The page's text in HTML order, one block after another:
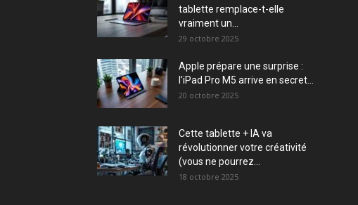
tablette remplace-t-elle
vraiment un...
29 octobre 2025
Apple prépare une surprise :
l’iPad Pro M5 arrive en secret...
20 octobre 2025
Cette tablette + IA va
révolutionner votre créativité
(vous ne pourrez...
18 octobre 2025